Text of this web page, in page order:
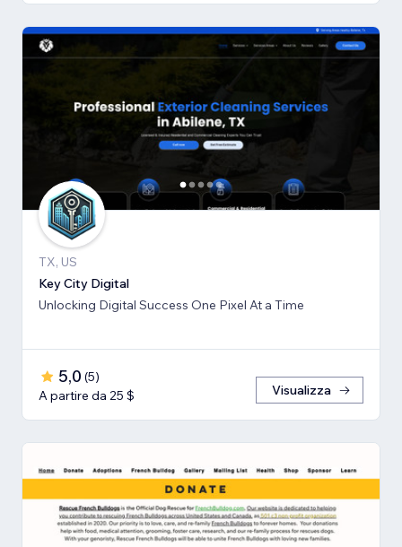
TX, US
Key City Digital
Unlocking Digital Success One Pixel At a Time
5,0 (5)
A partire da 25 $
Visualizza